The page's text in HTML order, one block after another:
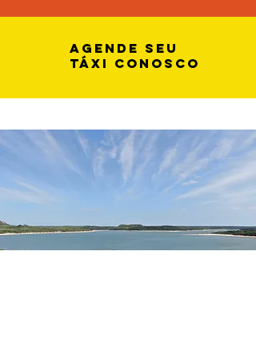
agende seu
táxi conosco